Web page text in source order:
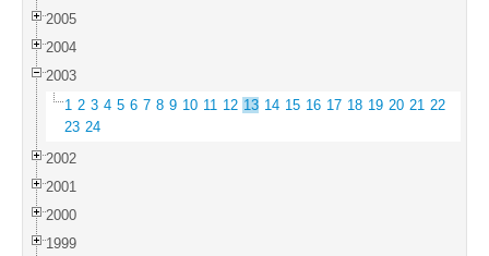
2005
2004
2003
1 2 3 4 5 6 7 8 9 10 11 12 13 14 15 16 17 18 19 20 21 22
23 24
2002
2001
2000
1999